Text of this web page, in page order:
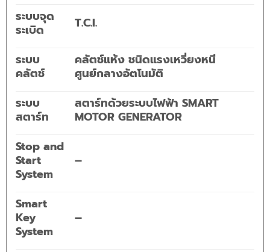
ระบบจุด
ระเบิด
T.C.I.
ระบบ
คลัตช์
คลัตช์แห้ง ชนิดแรงเหวี่ยงหนี
ศูนย์กลางอัตโนมัติ
ระบบ
สตาร์ท
สตาร์ทด้วยระบบไฟฟ้า SMART
MOTOR GENERATOR
Stop and
Start
System
–
Smart
Key
System
–